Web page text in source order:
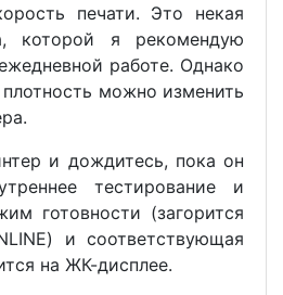
печати. Это некая
которой я рекомендую
работе. Однако
можно изменить
и дождитесь, пока он
тестирование и
готовности (загорится
и соответствующая
на ЖК-дисплее.